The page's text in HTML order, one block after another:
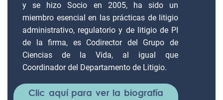
y se hizo Socio en 2005, ha sido un
miembro esencial en las prácticas de litigio
administrativo, regulatorio y de litigio de PI
de la firma, es Codirector del Grupo de
Ciencias de la Vida, al igual que
Coordinador del Departamento de Litigio.
Clic aquí para ver la biografía